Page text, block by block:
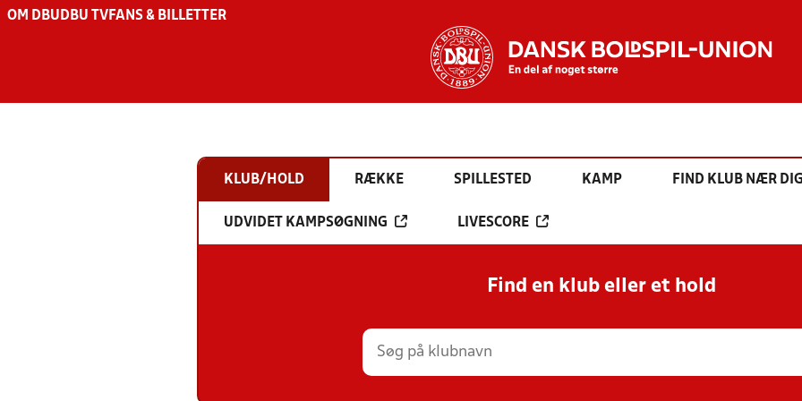
OM DBU DBU TV FANS & BILLETTER
KLUB/HOLD RÆKKE SPILLESTED KAMP FIND KLUB NÆR
UDVIDET KAMPSØGNING LIVESCORE
Find en klub eller et hold